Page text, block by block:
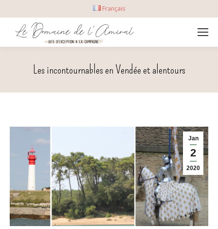
Français
Les incontournables en Vendée et alentours
Jan
2
2020